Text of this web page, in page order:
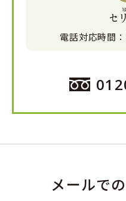
電話対応時間：
メールで